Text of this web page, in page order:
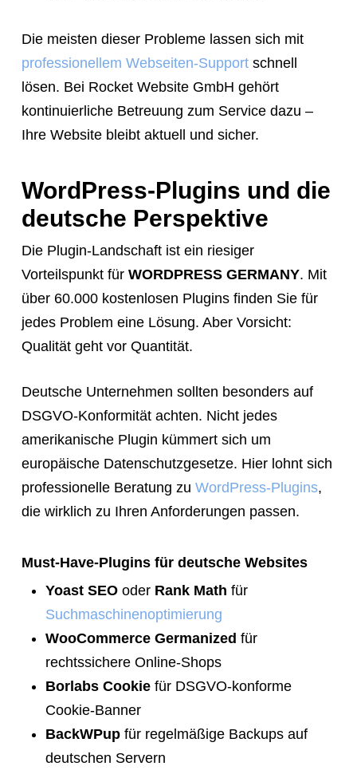
Die meisten dieser Probleme lassen sich mit
professionellem Webseiten-Supportschnell
lösen. Bei Rocket Website GmbH gehört
kontinuierliche Betreuung zum Service dazu –
Ihre Website bleibt aktuell und sicher.
WordPress-Plugins und die
deutsche Perspektive
Die Plugin-Landschaft ist ein riesiger
Vorteilspunkt für WORDPRESS GERMANY. Mit
über 60.000 kostenlosen Plugins finden Sie für
jedes Problem eine Lösung. Aber Vorsicht:
Qualität geht vor Quantität.
Deutsche Unternehmen sollten besonders auf
DSGVO-Konformität achten. Nicht jedes
amerikanische Plugin kümmert sich um
europäische Datenschutzgesetze. Hier lohnt sich
professionelle Beratung zu WordPress-Plugins,
die wirklich zu Ihren Anforderungen passen.
Must-Have-Plugins für deutsche Websites
Yoast SEOoder Rank Math für
Suchmaschinenoptimierung
WooCommerce Germanized für
rechtssichere Online-Shops
Borlabs Cookiefür DSGVO-konforme
Cookie-Banner
BackWPupfür regelmäßige Backups auf
deutschen Servern